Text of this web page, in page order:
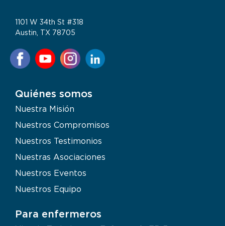
1101 W 34th St #318
Austin, TX 78705
Quiénes somos
Nuestra Misión
Nuestros Compromisos
Nuestros Testimonios
Nuestras Asociaciones
Nuestros Eventos
Nuestros Equipo
Para enfermeros